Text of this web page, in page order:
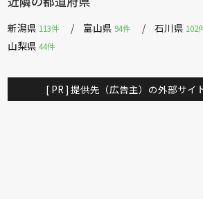
新潟県 113件 富山県 94件 石川県 102
山梨県44件
[ PR ] 提供先（広告主）の外部サイ